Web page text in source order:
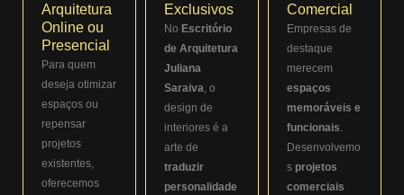
Arquitetura
Online ou
Presencial
Para quem
deseja otimizar
espaços ou
repensar
projetos
existentes,
oferecemos
Exclusivos
No Escritório
de Arquitetura
Juliana
Saraiva , o
design de
interiores é a
arte de
traduzir
personalidade
Comercial
Empresas de
destaque
merecem
espaços
memoráveis e
funcionais
Desenvolvemo
s projetos
comerciais